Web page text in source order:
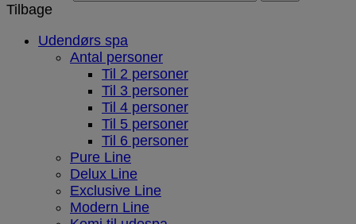
Tilbage
Udendørs spa
Antal personer
Til 2 personer
Til 3 personer
Til 4 personer
Til 5 personer
Til 6 personer
Pure Line
Delux Line
Exclusive Line
Modern Line